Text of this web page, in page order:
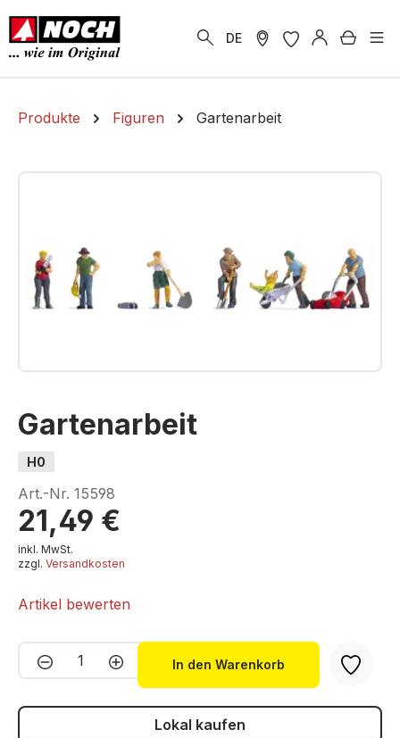
springen
DE
Produkte Figuren Gartenarbeit
Bildergalerie überspringen
Gartenarbeit
H0
Art.-Nr. 15598
21,49 €
inkl. MwSt.
zzgl. Versandkosten
Artikel bewerten
Produkt Anzahl: Gib den
In den Warenkorb
Lokal kaufen